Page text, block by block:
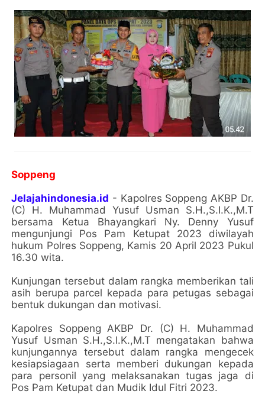
Soppeng
Jelajahindonesia.id - Kapolres Soppeng AKBP Dr.
(C) H. Muhammad Yusuf Usman S.H.,S.I.K.,M.T
bersama Ketua Bhayangkari Ny. Denny Yusuf
mengunjungi Pos Pam Ketupat 2023 diwilayah
hukum Polres Soppeng, Kamis 20 April 2023 Pukul
16.30 wita.
Kunjungan tersebut dalam rangka memberikan tali
asih berupa parcel kepada para petugas sebagai
bentuk dukungan dan motivasi.
Kapolres Soppeng AKBP Dr. (C) H. Muhammad
Yusuf Usman S.H.,S.I.K.,M.T mengatakan bahwa
kunjungannya tersebut dalam rangka mengecek
kesiapsiagaan serta memberi dukungan kepada
para personil yang melaksanakan tugas jaga di
Pos Pam Ketupat dan Mudik Idul Fitri 2023.